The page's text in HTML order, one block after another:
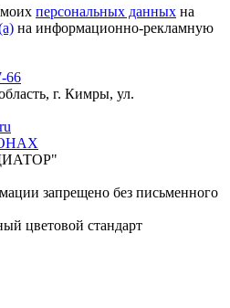
персональных данных на
на информационно-рекламную
66
г. Кимры, ул.
запрещено без письменного
цветовой стандарт